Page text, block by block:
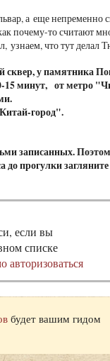
а еще непременно
почему-то считают
узнаем, что тут делал
сквер, у памятника
15 минут, от метро
город".
записанных.
до прогулки
если вы
списке
авторизоваться
будет вашим гидом